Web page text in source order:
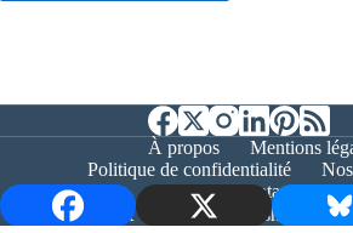
À propos
Mentions
Politique de confidentialité
Contact
Copyright © 2026 - Bernieshoot.fr